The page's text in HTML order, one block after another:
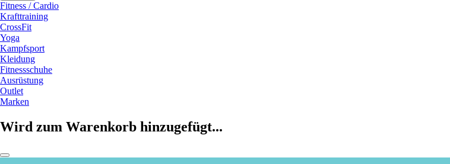
Fitness / Cardio
Krafttraining
CrossFit
Yoga
Kampfsport
Kleidung
Fitnessschuhe
Ausrüstung
Outlet
Marken
Wird zum Warenkorb hinzugefügt...